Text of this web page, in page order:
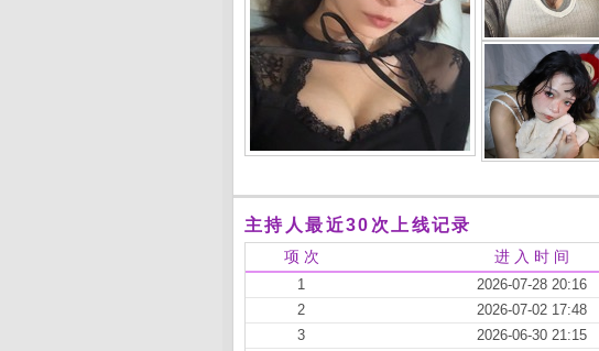
主持人最近30次上线记录
项 次 进 入 时 间
1 2026-07-28 20:16
2
2026-07-02 17:48
3
2026-06-30 21:15